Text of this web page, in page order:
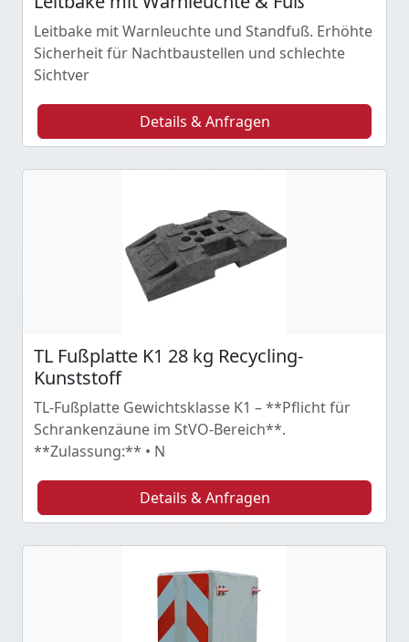
Leitbake mit Warnleuchte und Standfuß. Erhöhte
Sicherheit für Nachtbaustellen und schlechte
Sichtver
Details & Anfragen
TL Fußplatte K1 28 kg Recycling-
Kunststoff
TL-Fußplatte Gewichtsklasse K1 – **Pflicht für
Schrankenzäune im StVO-Bereich**.
**Zulassung:** • N
Details & Anfragen